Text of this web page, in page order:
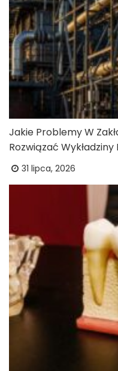
Jakie Problemy W
Rozwiązać
31 lipca, 2026